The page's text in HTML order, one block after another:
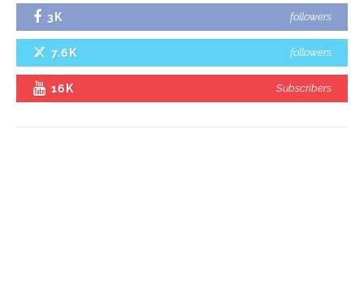
3K followers
7.6K followers
16K Subscribers